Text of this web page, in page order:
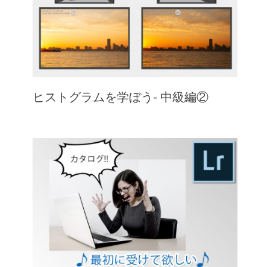
ヒストグラムを学ぼう- 中級編②